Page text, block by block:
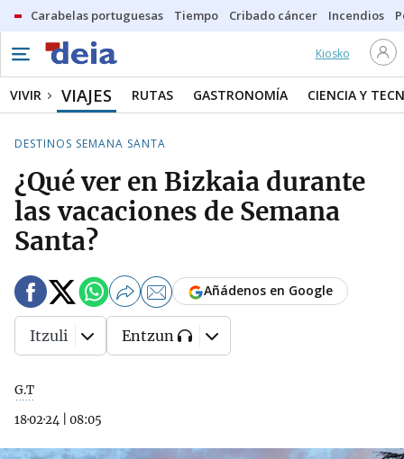
Carabelas portuguesas Tiempo Cribado cáncer Incendios
Kiosko
VIVIR VIAJES RUTAS GASTRONOMÍA CIENCIA Y
DESTINOS SEMANA SANTA
¿Qué ver en Bizkaia durante
las vacaciones de Semana
Santa?
G.T
18·02·24
08:05
Añádenos en Google
Itzuli Entzun